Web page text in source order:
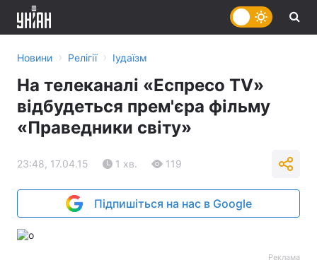
Новини › Релігії › Іудаїзм
На телеканалі «Еспресо TV»
відбудеться прем'єра фільму
«Праведники світу»
23:48, 17.04.15 1 хв. 119
Підпишіться на нас в Google
Реклама